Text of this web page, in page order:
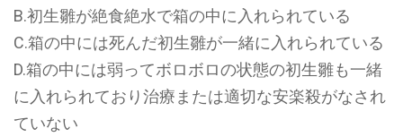
B.初生雛が絶食絶水で箱の中に入れられている
C.箱の中には死んだ初生雛が一緒に入れられている
D.箱の中には弱ってボロボロの状態の初生雛も一緒
に入れられており治療または適切な安楽殺がなされ
ていない